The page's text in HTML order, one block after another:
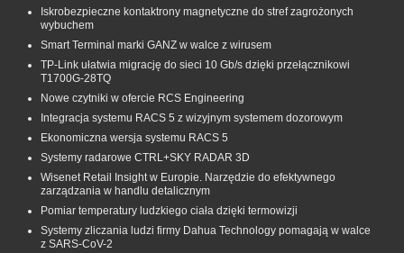
Iskrobezpieczne kontaktrony magnetyczne do stref zagrożonych
wybuchem
Smart Terminal marki GANZ w walce z wirusem
TP-Link ułatwia migrację do sieci 10 Gb/s dzięki przełącznikowi
T1700G‑28TQ
Nowe czytniki w ofercie RCS Engineering
Integracja systemu RACS 5 z wizyjnym systemem dozorowym
Ekonomiczna wersja systemu RACS 5
Systemy radarowe CTRL+SKY RADAR 3D
Wisenet Retail Insight w Europie. Narzędzie do efektywnego
zarządzania w handlu detalicznym
Pomiar temperatury ludzkiego ciała dzięki termowizji
Systemy zliczania ludzi firmy Dahua Technology pomagają w walce
z SARS-CoV-2